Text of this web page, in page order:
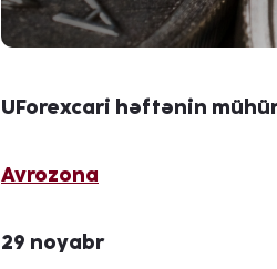
UForexcari həftənin
Avrozona
29 noyabr